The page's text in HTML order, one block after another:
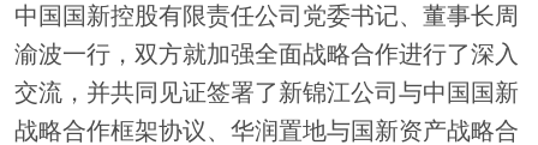
中国国新控股有限责任公司党委书记、董事长周
渝波一行，双方就加强全面战略合作进行了深入
交流，并共同见证签署了新锦江公司与中国国新
战略合作框架协议、华润置地与国新资产战略合